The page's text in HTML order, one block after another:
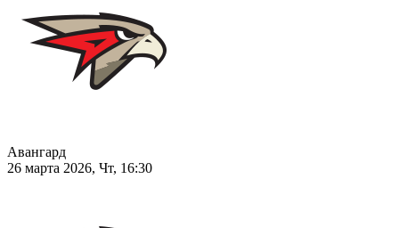
Авангард
26 марта 2026, Чт, 16:30